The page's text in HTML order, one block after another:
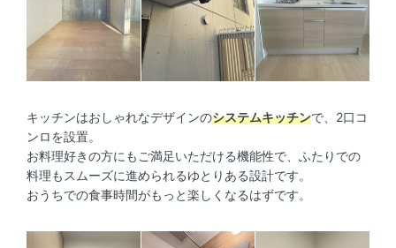
キッチンはおしゃれなデザインのシステムキッチンで、2口コ
ンロを設置。
お料理好きの方にもご満足いただける機能性で、ふたりでの
料理もスムーズに進められるゆとりある設計です。
おうちでの食事時間がもっと楽しくなるはずです。